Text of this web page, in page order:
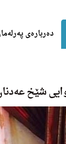
دەربارەی
شێخ